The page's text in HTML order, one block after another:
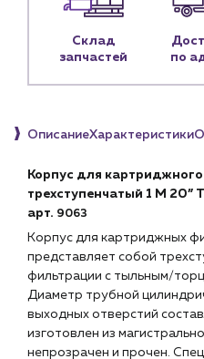
Контакты
Наши партнёры
Чат-бот
+7 (918) 070-19-79
Пн – пт: 9:00 – 18:00
г. Краснодар, ул.
Склад
запчастей
по
ОписаниеХарактеристики
Корпус для
трехступенчатый 1 М 20”
арт. 9063
Корпус для картриджных
представляет собой
фильтрации с тыльным/
Диаметр трубной
выходных отверстий
изготовлен из
непрозрачен и прочен.